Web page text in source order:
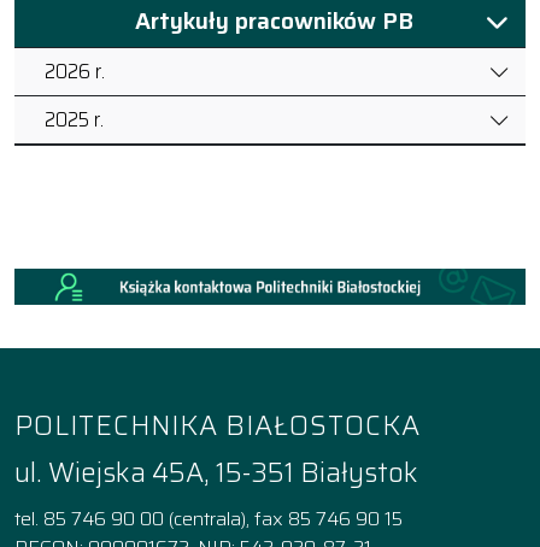
Artykuły pracowników PB
2026 r.
2025 r.
POLITECHNIKA BIAŁOSTOCKA
ul. Wiejska 45A, 15-351 Białystok
tel. 85 746 90 00 (centrala), fax 85 746 90 15